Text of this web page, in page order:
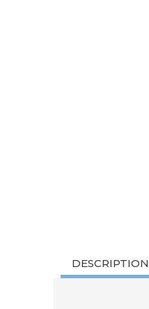
DESCRIPTION